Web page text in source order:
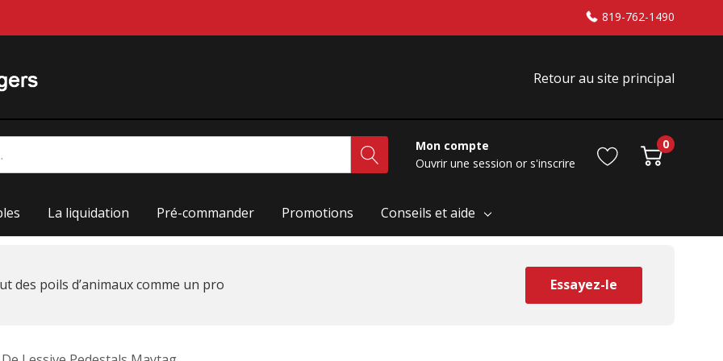
819-762-1490
Retour au site principal
Mon compte
Ouvrir une session or s'inscrire
0
La liquidation Pré-commander Promotions Conseils et aide
des poils d’animaux comme un pro Essayez-le